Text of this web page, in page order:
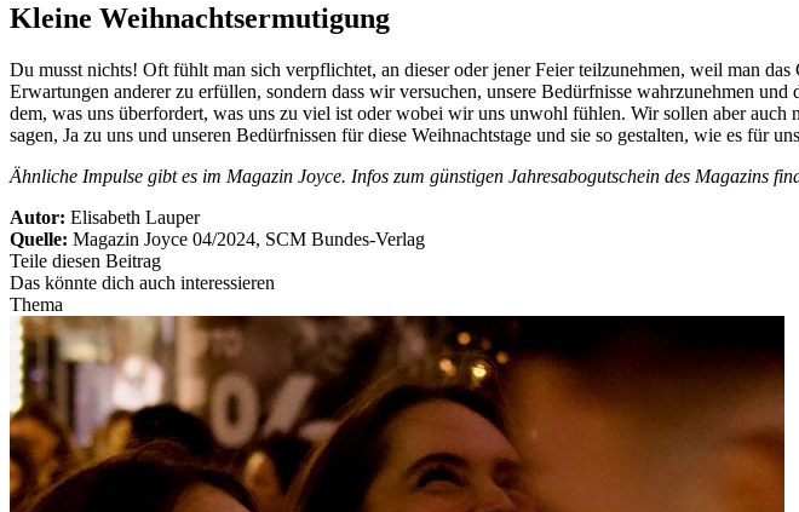
Kleine Weihnachtsermutigung
Du musst nichts! Oft fühlt man sich verpflichtet, an dieser oder jener Feier teilzunehmen, weil man
Erwartungen anderer zu erfüllen, sondern dass wir versuchen, unsere Bedürfnisse wahrzunehmen
dem, was uns überfordert, was uns zu viel ist oder wobei wir uns unwohl fühlen. Wir sollen aber
sagen, Ja zu uns und unseren Bedürfnissen für diese Weihnachtstage und sie so gestalten, wie es für
Ähnliche Impulse gibt es im Magazin Joyce. Infos zum günstigen Jahresabogutschein des Magazins
Autor: Elisabeth Lauper
Quelle: Magazin Joyce 04/2024, SCM Bundes-Verlag
Teile diesen Beitrag
Das könnte dich auch interessieren
Thema